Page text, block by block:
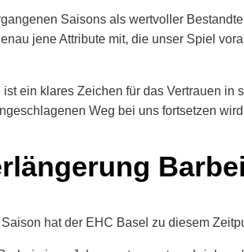
Saisons als wertvoller
jene Attribute mit, die unser Spiel
ist ein klares Zeichen für das Vertrauen
Weg bei uns fortsetzen
hat der EHC Basel zu diesem